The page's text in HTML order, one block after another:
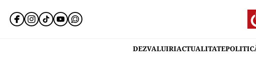
DEZVALUIRIACTUALITATE